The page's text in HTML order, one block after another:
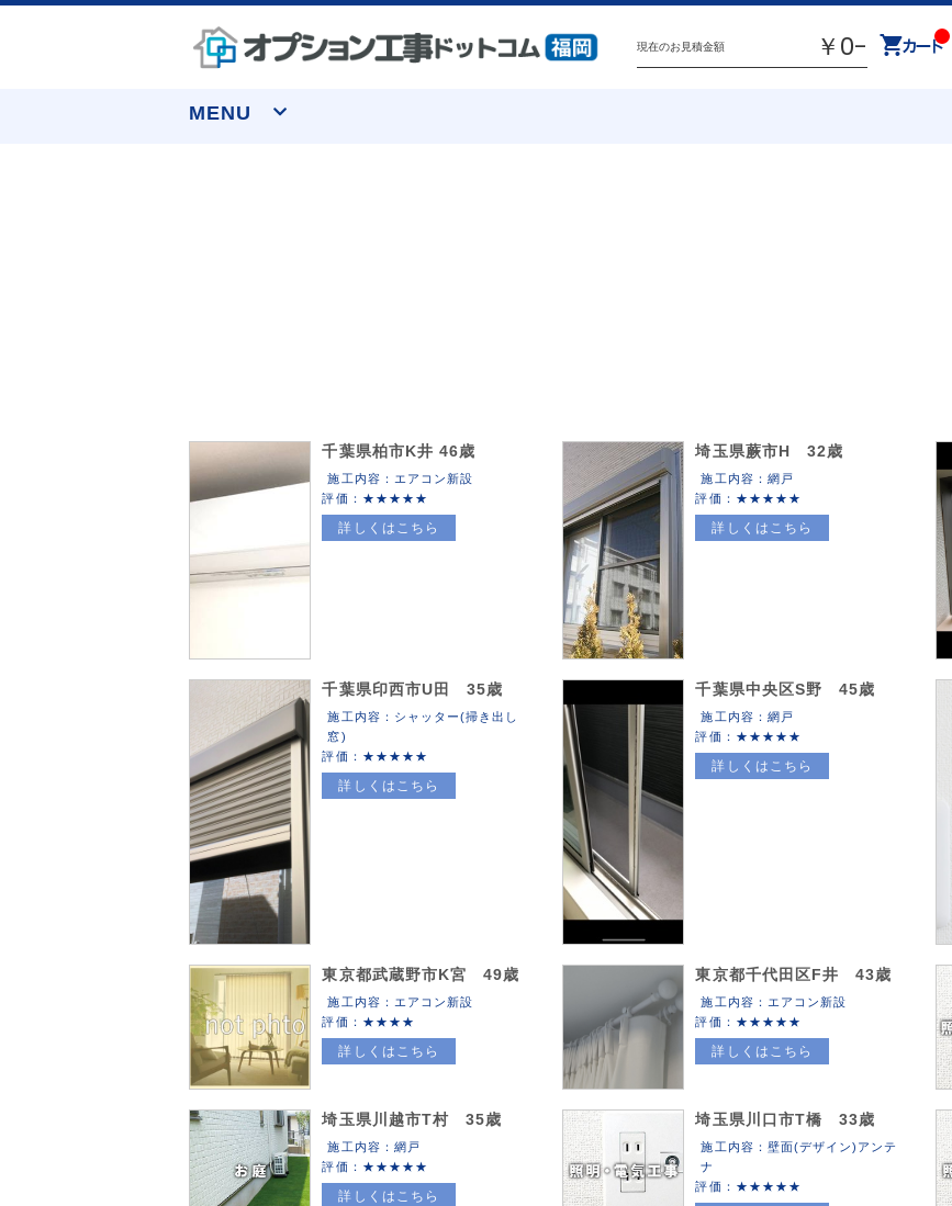
現在のお見積金額 ￥0-
MENU
千葉県柏市K井 46歳
施工内容：エアコン新設
評価：
詳しくはこちら
埼玉県蕨市H 32歳
施工内容：網戸
評価：
詳しくはこちら
千葉県印西市U田 35歳
施工内容：シャッター(掃き出し
窓)
評価：
詳しくはこちら
千葉県中央区S野 45歳
施工内容：網戸
評価：
詳しくはこちら
東京都武蔵野市K宮 49歳
施工内容：エアコン新設
評価：
詳しくはこちら
東京都千代田区F井 43歳
施工内容：エアコン新設
評価：
詳しくはこちら
埼玉県川越市T村 35歳
施工内容：網戸
評価：
詳しくはこちら
埼玉県川口市T橋 33歳
施工内容：壁面(デザイン)アンテ
ナ
評価：